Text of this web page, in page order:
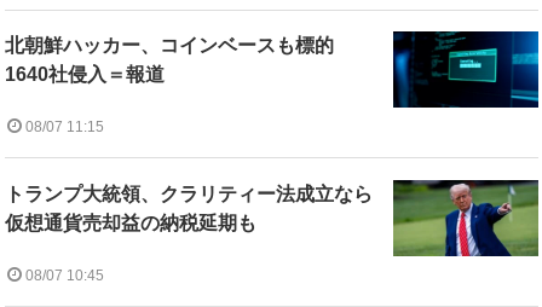
北朝鮮ハッカー、コインベースも標的
1640社侵入＝報道
08/07 11:15
トランプ大統領、クラリティー法成立なら
仮想通貨売却益の納税延期も
08/07 10:45